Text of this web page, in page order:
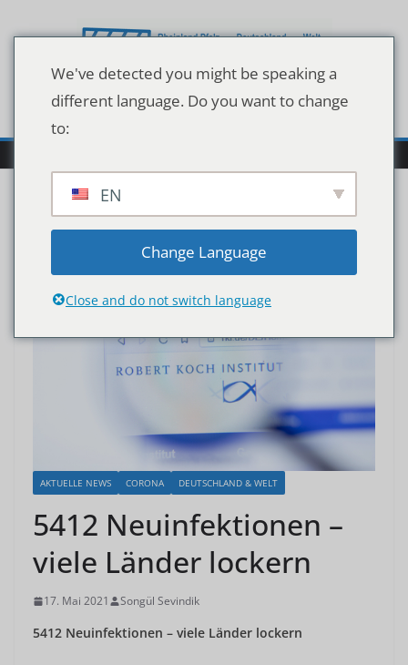
Inhalt
AKTUELLE NEWS CORONA DEUTSCHLAND & WELT
5412 Neuinfektionen –
viele Länder lockern
17. Mai 2021 Songül Sevindik
5412 Neuinfektionen – viele Länder lockern
We've detected you might be speaking a
different language. Do you want to change
to:
EN
Change Language
Close and do not switch language